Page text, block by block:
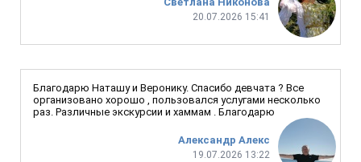
20.07.2026 15:41
Александр Алекс
19.07.2026 13:22
Благодарю Наташу и Веронику. Спасибо девчата ? Все
организовано хорошо , пользовался услугами несколько
раз. Различные экскурсии и хаммам . Благодарю